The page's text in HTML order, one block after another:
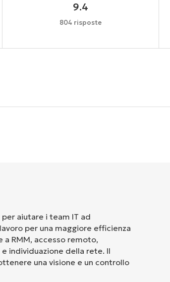
9.4
804 risposte
aiutare i team IT ad
per una maggiore efficienza
a RMM, accesso remoto,
individuazione della rete. Il
una visione e un controllo